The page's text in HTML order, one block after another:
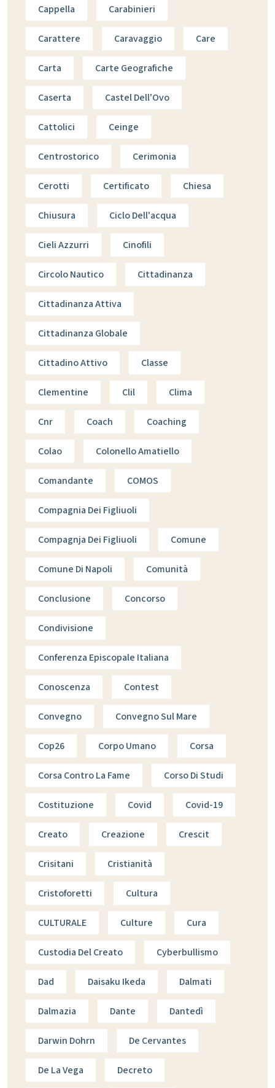
Cappella Carabinieri
Carattere Caravaggio Care
Carta Carte Geografiche
Caserta Castel Dell'Ovo
Cattolici Ceinge
Centrostorico Cerimonia
Cerotti Certificato Chiesa
Chiusura Ciclo Dell'acqua
Cieli Azzurri Cinofili
Circolo Nautico Cittadinanza
Cittadinanza Attiva
Cittadinanza Globale
Cittadino Attivo Classe
Clementine Clil Clima
Cnr Coach Coaching
Colao Colonello Amatiello
Comandante COMOS
Compagnia Dei Figliuoli
Compagnja Dei Figliuoli Comune
Comune Di Napoli Comunità
Conclusione Concorso
Condivisione
Conferenza Episcopale Italiana
Conoscenza Contest
Convegno Convegno Sul Mare
Cop26 Corpo Umano Corsa
Corsa Contro La Fame Corso Di Studi
Costituzione Covid Covid-19
Creato Creazione Crescit
Crisitani Cristianità
Cristoforetti Cultura
CULTURALE Culture Cura
Custodia Del Creato Cyberbullismo
Dad Daisaku Ikeda Dalmati
Dalmazia Dante Dantedì
Darwin Dohrn De Cervantes
De La Vega Decreto